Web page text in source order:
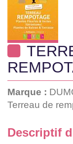
Marque :
Terreau de
Descriptif